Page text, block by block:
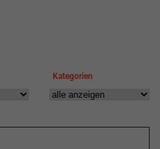
Kategorien